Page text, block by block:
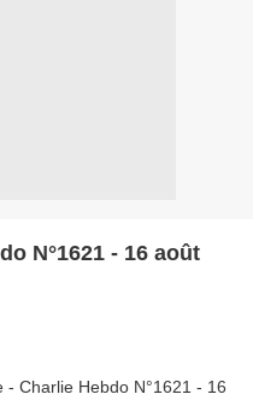
N°1621 - 16 août